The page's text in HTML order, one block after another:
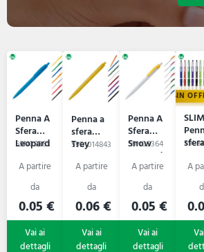
Penna A
Sfera
Leopard
59N09363
0.05 €
Penna a
sfera
Trey
59B1014843
0.06 €
Penna A
Sfera
Snow
Leopard
59N09364
0.05 €
IN
sfera